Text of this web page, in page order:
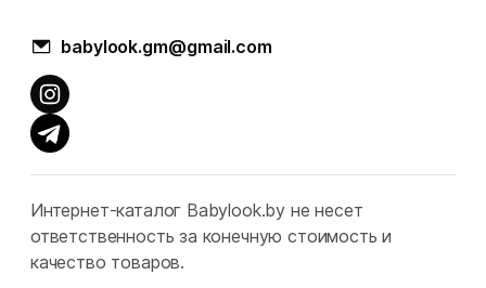
babylook.gm@gmail.com
Интернет-каталог Babylook.by не несет
ответственность за конечную стоимость и
качество товаров.